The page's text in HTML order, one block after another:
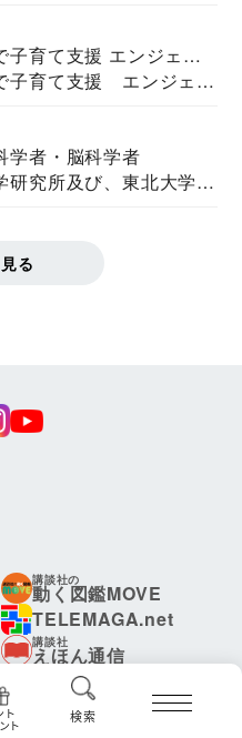
ト
ト
検索
子育て支援 エンジェル
長子育て支援 エンジェル
学者・脳科学者
研究所及び、東北大学大
る
講談社の
動く図鑑MOVE
TELEMAGA.net
講談社
えほん通信
赤い夢学園